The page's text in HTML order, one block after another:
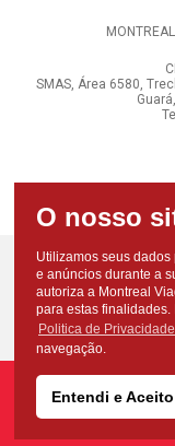
SMAS, Área 6580,
Copyright - Todos
Utilizamos seus
e anúncios durante a
autoriza a Montreal
para estas finalidades.
Politica de Privacidade
navegação.
Entendi e Aceito